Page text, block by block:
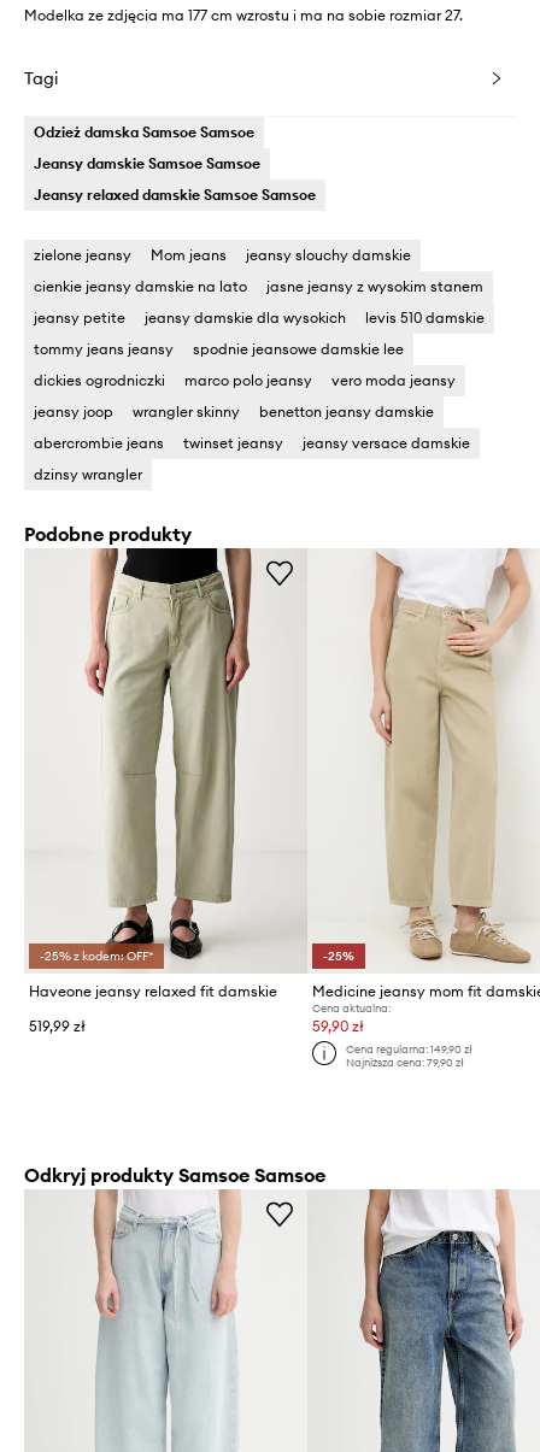
Modelka ze zdjęcia ma 177 cm wzrostu i ma na sobie rozmiar 27.
Tagi
Odzież damska Samsoe Samsoe
Jeansy damskie Samsoe Samsoe
Jeansy relaxed damskie Samsoe Samsoe
zielone jeansy Mom jeans
jeansy slouchy damskie
cienkie jeansy damskie na lato
jasne jeansy z wysokim stanem
jeansy petite
jeansy damskie dla wysokich
levis 510 damskie
tommy jeans jeansy
spodnie jeansowe damskie lee
dickies ogrodniczki
marco polo jeansy
vero moda jeansy
jeansy joop
wrangler skinny
benetton jeansy damskie
abercrombie jeans
twinset jeansy
jeansy versace damskie
dzinsy wrangler
Podobne produkty
-25% z kodem: OFF*
Haveone jeansy relaxed fit damskie
519,99 zł
-25%
Medicine jeansy mom fit
Cena aktualna:
59,90 zł
Cena regularna: 149,90 zł
Najniższa cena: 79,90 zł
Odkryj produkty Samsoe Samsoe